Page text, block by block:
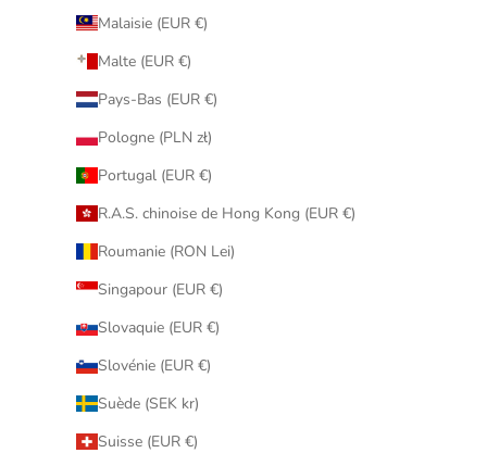
Malaisie (EUR €)
Malte (EUR €)
Pays-Bas (EUR €)
Pologne (PLN zł)
Portugal (EUR €)
R.A.S. chinoise de Hong Kong (EUR €)
Roumanie (RON Lei)
Singapour (EUR €)
Slovaquie (EUR €)
Slovénie (EUR €)
Suède (SEK kr)
Suisse (EUR €)